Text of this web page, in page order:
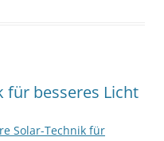
für besseres Licht
Solar-Technik für